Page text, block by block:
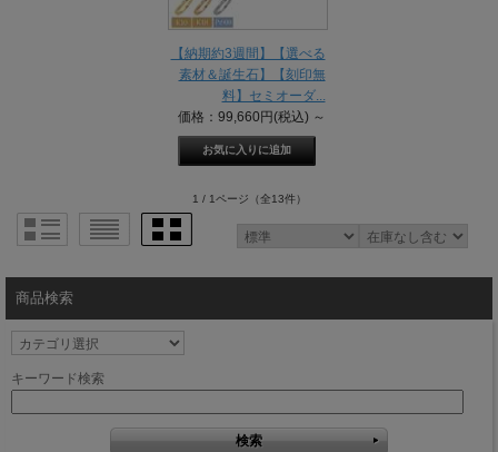
【納期約3週間】【選べる
素材＆誕生石】【刻印無
料】セミオーダ...
価格：99,660円(税込) ～
1 / 1ページ （全13件）
商品検索
キーワード検索